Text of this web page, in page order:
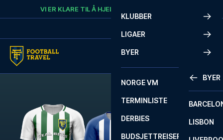
Skip to contentVI ER KLARE TIL Å HJELPE
KLUBBER
LIGAER
BYER
BYER
LISBON
NORGE VM
TERMINLISTE
DERBIES
BUDSJETTREISER